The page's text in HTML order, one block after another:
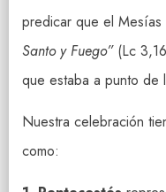
predicar que el
Santo y Fuego”(Lc
que estaba a punto de
Nuestra celebración
como: